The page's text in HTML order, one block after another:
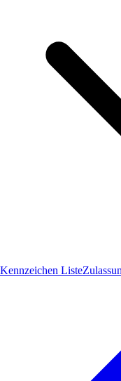
Kennzeichen Liste